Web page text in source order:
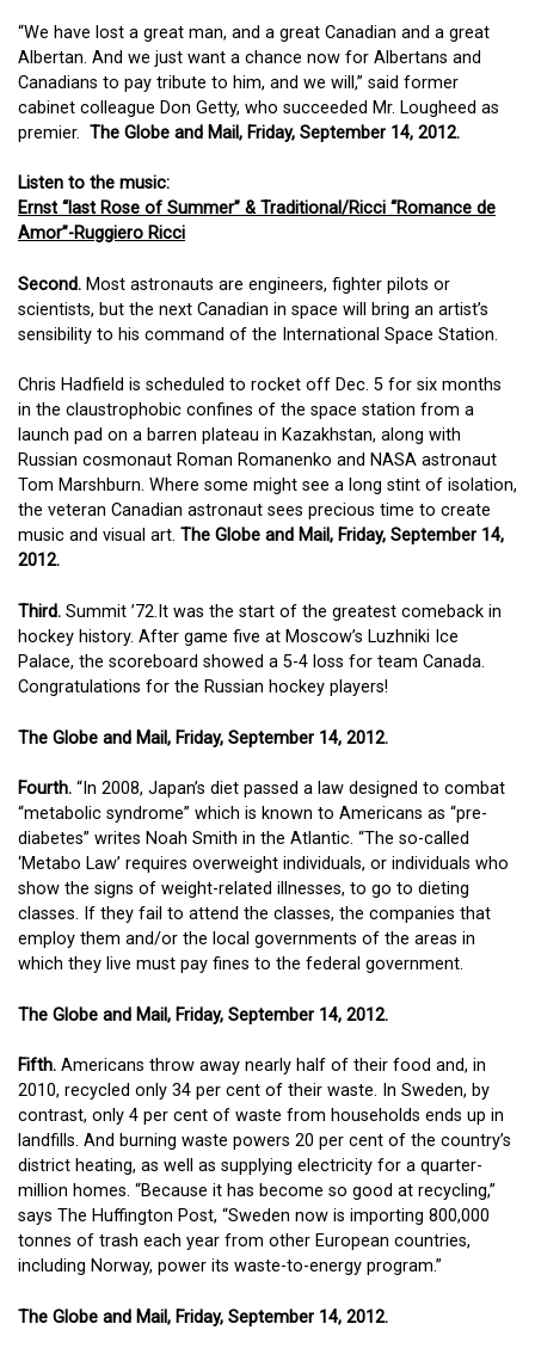
“We have lost a great man, and a great Canadian and a great
Albertan. And we just want a chance now for Albertans and
Canadians to pay tribute to him, and we will,” said former
cabinet colleague Don Getty, who succeeded Mr. Lougheed as
premier. The Globe and Mail, Friday, September 14, 2012.
Listen to the music:
Ernst “last Rose of Summer” & Traditional/Ricci “Romance de
Amor”-Ruggiero Ricci
Second. Most astronauts are engineers, fighter pilots or
scientists, but the next Canadian in space will bring an artist’s
sensibility to his command of the International Space Station.
Chris Hadfield is scheduled to rocket off Dec. 5 for six months
in the claustrophobic confines of the space station from a
launch pad on a barren plateau in Kazakhstan, along with
Russian cosmonaut Roman Romanenko and NASA astronaut
Tom Marshburn. Where some might see a long stint of isolation,
the veteran Canadian astronaut sees precious time to create
music and visual art. The Globe and Mail, Friday, September 14,
2012.
Third. Summit ’72.It was the start of the greatest comeback in
hockey history. After game five at Moscow’s Luzhniki Ice
Palace, the scoreboard showed a 5-4 loss for team Canada.
Congratulations for the Russian hockey players!
The Globe and Mail, Friday, September 14, 2012.
Fourth. “In 2008, Japan’s diet passed a law designed to combat
“metabolic syndrome” which is known to Americans as “pre-
diabetes” writes Noah Smith in the Atlantic. “The so-called
‘Metabo Law’ requires overweight individuals, or individuals who
show the signs of weight-related illnesses, to go to dieting
classes. If they fail to attend the classes, the companies that
employ them and/or the local governments of the areas in
which they live must pay fines to the federal government.
The Globe and Mail, Friday, September 14, 2012.
Fifth. Americans throw away nearly half of their food and, in
2010, recycled only 34 per cent of their waste. In Sweden, by
contrast, only 4 per cent of waste from households ends up in
landfills. And burning waste powers 20 per cent of the country’s
district heating, as well as supplying electricity for a quarter-
million homes. “Because it has become so good at recycling,”
says The Huffington Post, “Sweden now is importing 800,000
tonnes of trash each year from other European countries,
including Norway, power its waste-to-energy program.”
The Globe and Mail, Friday, September 14, 2012.